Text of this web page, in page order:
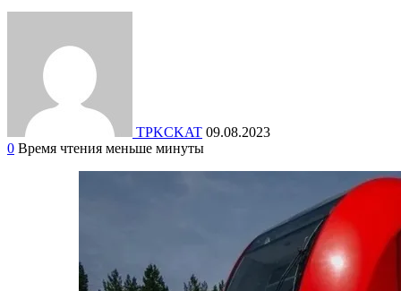
TPKCKAT 09.08.2023
0 Время чтения меньше минуты